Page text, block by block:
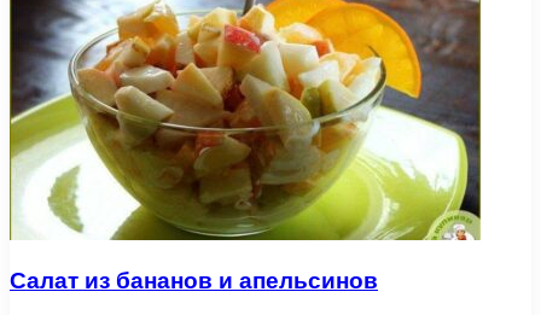
Салат из бананов и апельсинов